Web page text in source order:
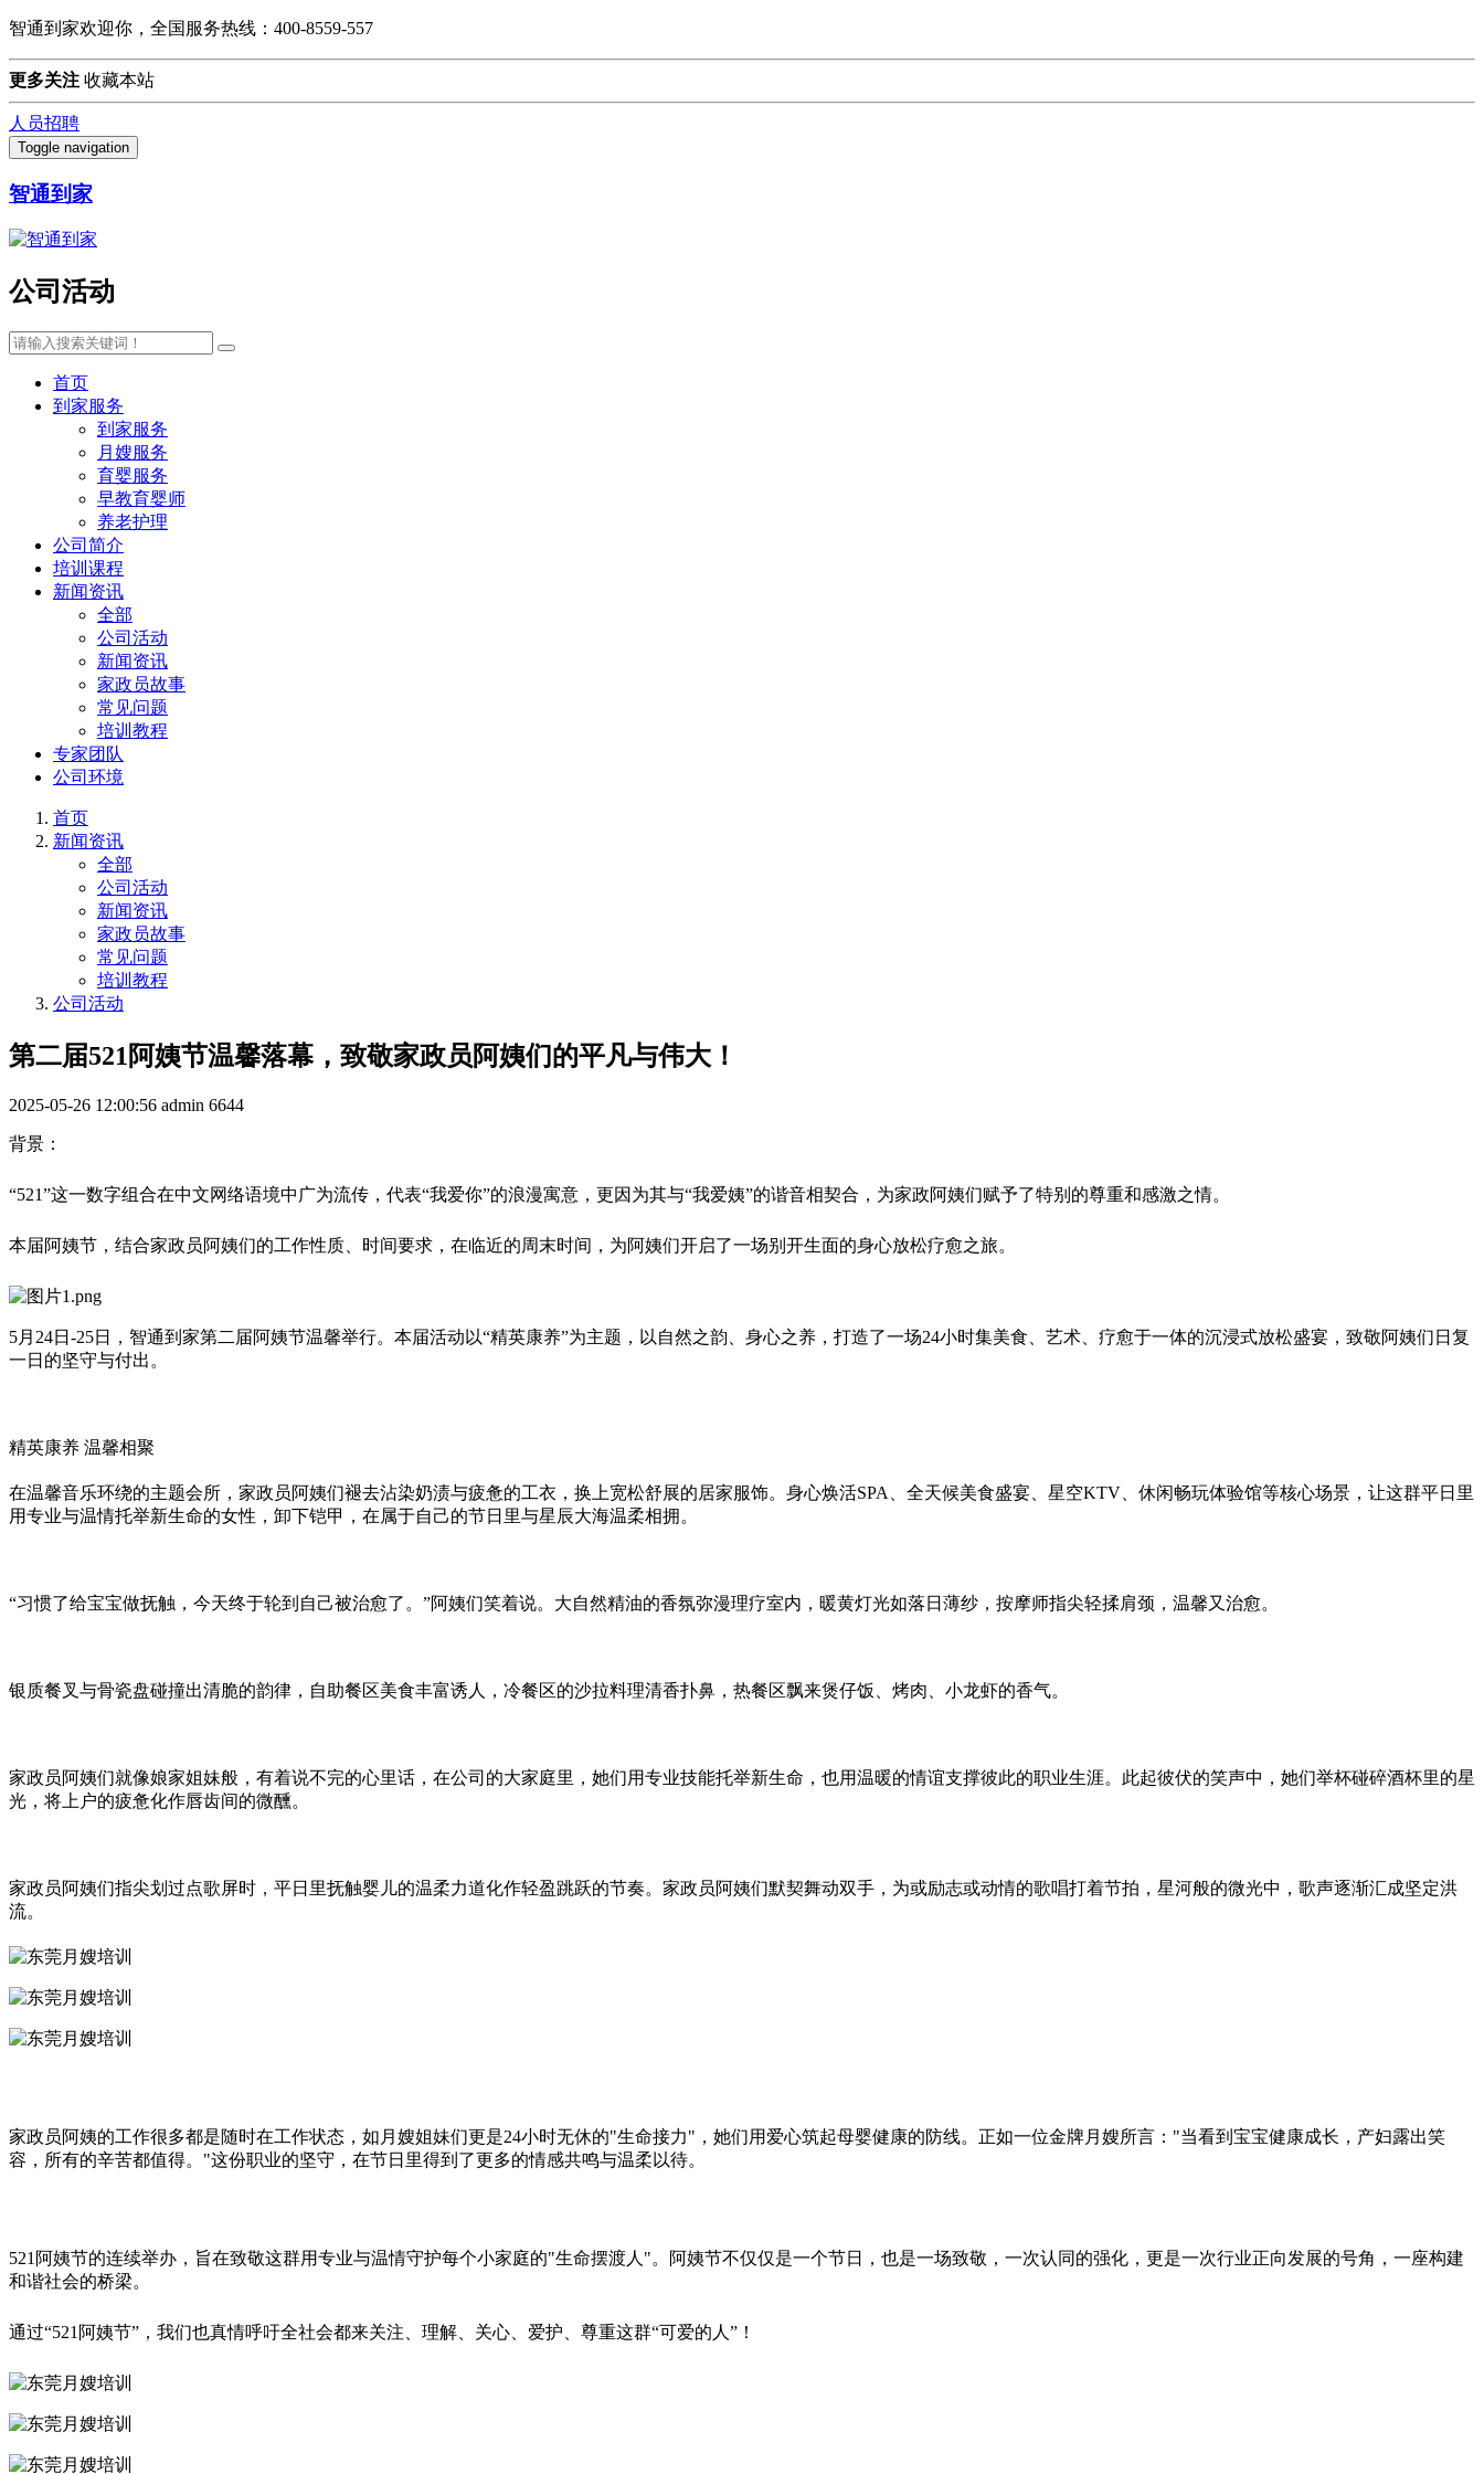
智通到家欢迎你，全国服务热线：400-8559-557
更多关注 收藏本站
人员招聘
Toggle navigation
智通到家
公司活动
首页
到家服务
到家服务
月嫂服务
育婴服务
早教育婴师
养老护理
公司简介
培训课程
新闻资讯
全部
公司活动
新闻资讯
家政员故事
常见问题
培训教程
专家团队
公司环境
首页
新闻资讯
全部
公司活动
新闻资讯
家政员故事
常见问题
培训教程
公司活动
第二届521阿姨节温馨落幕，致敬家政员阿姨们的平凡与伟大！
2025-05-26 12:00:56 admin 6644
背景：
“521”这一数字组合在中文网络语境中广为流传，代表“我爱你”的浪漫寓意，更因为其与“我爱姨”的谐音相契合，为家政阿姨们赋予了特别的尊重和感激之情。
本届阿姨节，结合家政员阿姨们的工作性质、时间要求，在临近的周末时间，为阿姨们开启了一场别开生面的身心放松疗愈之旅。
5月24日-25日，智通到家第二届阿姨节温馨举行。本届活动以“精英康养”为主题，以自然之韵、身心之养，打造了一场24小时集美食、艺术、疗愈于一体的沉浸式放松盛宴，致敬阿姨们日复
一日的坚守与付出。
精英康养 温馨相聚
在温馨音乐环绕的主题会所，家政员阿姨们褪去沾染奶渍与疲惫的工衣，换上宽松舒展的居家服饰。身心焕活SPA、全天候美食盛宴、星空KTV、休闲畅玩体验馆等核心场景，让这群平日里
用专业与温情托举新生命的女性，卸下铠甲，在属于自己的节日里与星辰大海温柔相拥。
“习惯了给宝宝做抚触，今天终于轮到自己被治愈了。”阿姨们笑着说。大自然精油的香氛弥漫理疗室内，暖黄灯光如落日薄纱，按摩师指尖轻揉肩颈，温馨又治愈。
银质餐叉与骨瓷盘碰撞出清脆的韵律，自助餐区美食丰富诱人，冷餐区的沙拉料理清香扑鼻，热餐区飘来煲仔饭、烤肉、小龙虾的香气。
家政员阿姨们就像娘家姐妹般，有着说不完的心里话，在公司的大家庭里，她们用专业技能托举新生命，也用温暖的情谊支撑彼此的职业生涯。此起彼伏的笑声中，她们举杯碰碎酒杯里的星
光，将上户的疲惫化作唇齿间的微醺。
家政员阿姨们指尖划过点歌屏时，平日里抚触婴儿的温柔力道化作轻盈跳跃的节奏。家政员阿姨们默契舞动双手，为或励志或动情的歌唱打着节拍，星河般的微光中，歌声逐渐汇成坚定洪
流。
家政员阿姨的工作很多都是随时在工作状态，如月嫂姐妹们更是24小时无休的"生命接力"，她们用爱心筑起母婴健康的防线。正如一位金牌月嫂所言："当看到宝宝健康成长，产妇露出笑
容，所有的辛苦都值得。"这份职业的坚守，在节日里得到了更多的情感共鸣与温柔以待。
521阿姨节的连续举办，旨在致敬这群用专业与温情守护每个小家庭的"生命摆渡人"。阿姨节不仅仅是一个节日，也是一场致敬，一次认同的强化，更是一次行业正向发展的号角，一座构建
和谐社会的桥梁。
通过“521阿姨节”，我们也真情呼吁全社会都来关注、理解、关心、爱护、尊重这群“可爱的人”！